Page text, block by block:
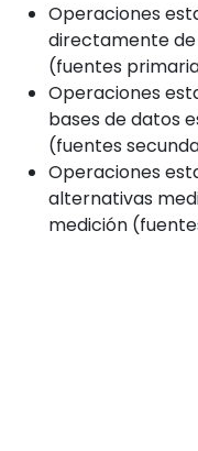
Operaciones
directamente de
(fuentes
Operaciones
bases de datos
(fuentes
Operaciones
alternativas
medición